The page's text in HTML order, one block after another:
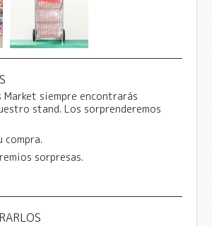
Market siempre encontrarás
stand. Los sorprenderemos
compra.
sorpresas.